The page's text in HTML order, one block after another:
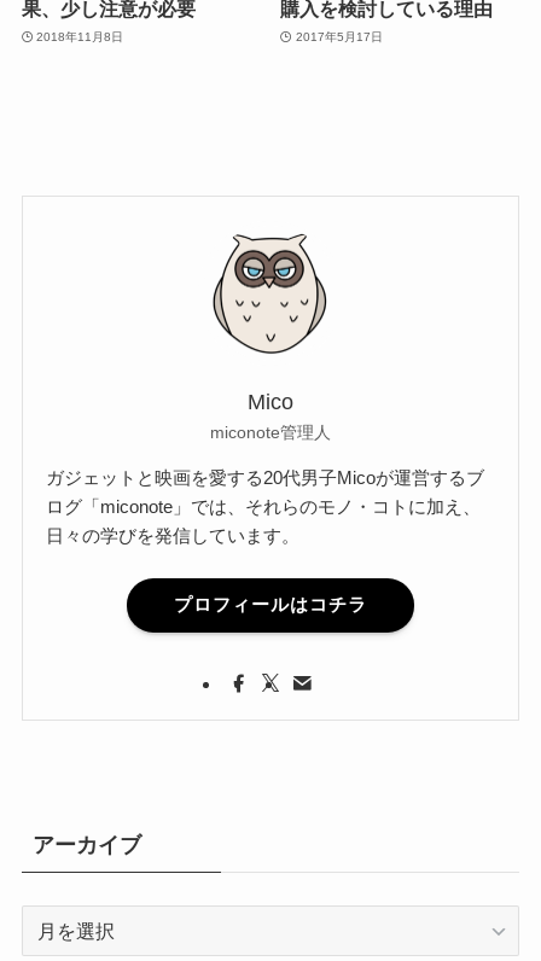
果、少し注意が必要
2018年11月8日
購入を検討している理由
2017年5月17日
Mico
miconote管理人
ガジェットと映画を愛する20代男子Micoが運営するブ
ログ「miconote」では、それらのモノ・コトに加え、
日々の学びを発信しています。
プロフィールはコチラ
アーカイブ